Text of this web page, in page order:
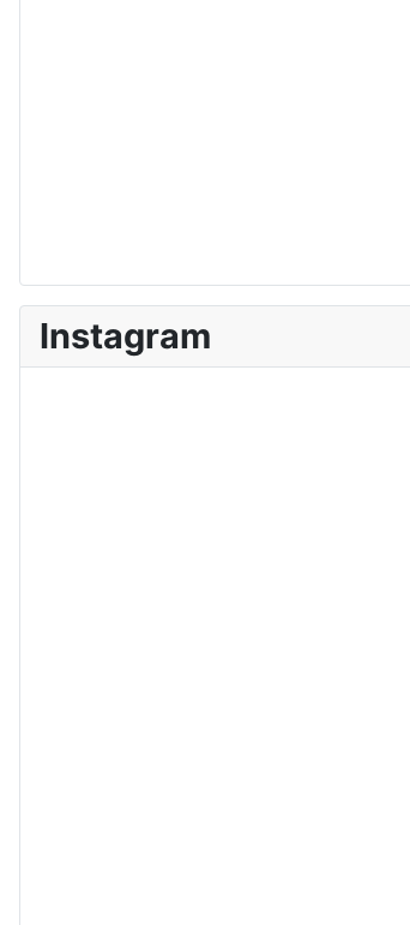
Instagram